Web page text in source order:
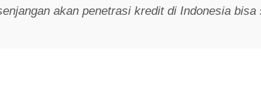
akan penetrasi kredit di Indonesia